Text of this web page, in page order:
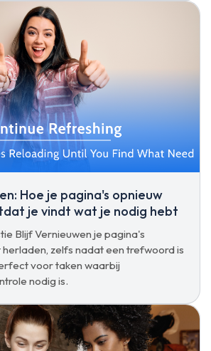
Hoe je pagina's opnieuw
je vindt wat je nodig hebt
Blijf Vernieuwen je pagina's
zelfs nadat een trefwoord is
voor taken waarbij
nodig is.